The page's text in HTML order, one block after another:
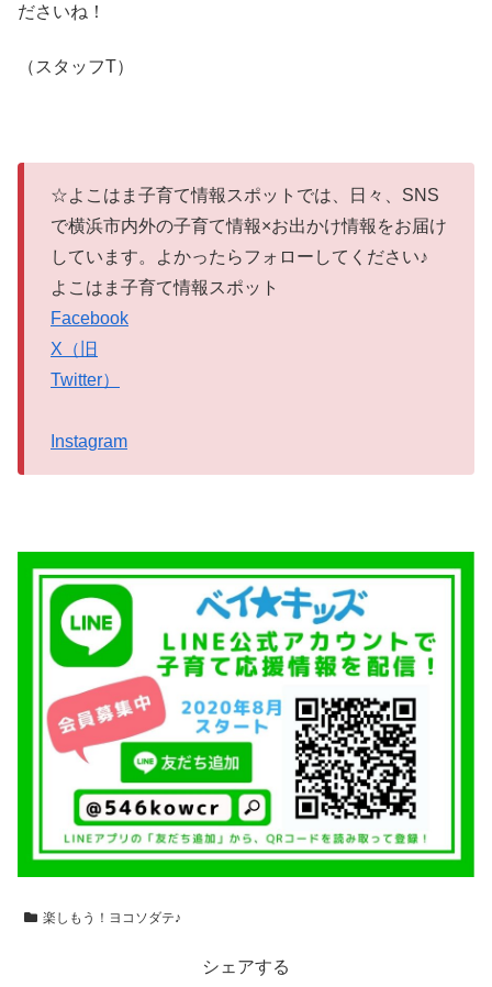
ださいね！
（スタッフT）
☆よこはま子育て情報スポットでは、日々、SNS
で横浜市内外の子育て情報×お出かけ情報をお届け
しています。よかったらフォローしてください♪
よこはま子育て情報スポット
Facebook
X（旧
Twitter）
Instagram
楽しもう！ヨコソダテ♪
シェアする